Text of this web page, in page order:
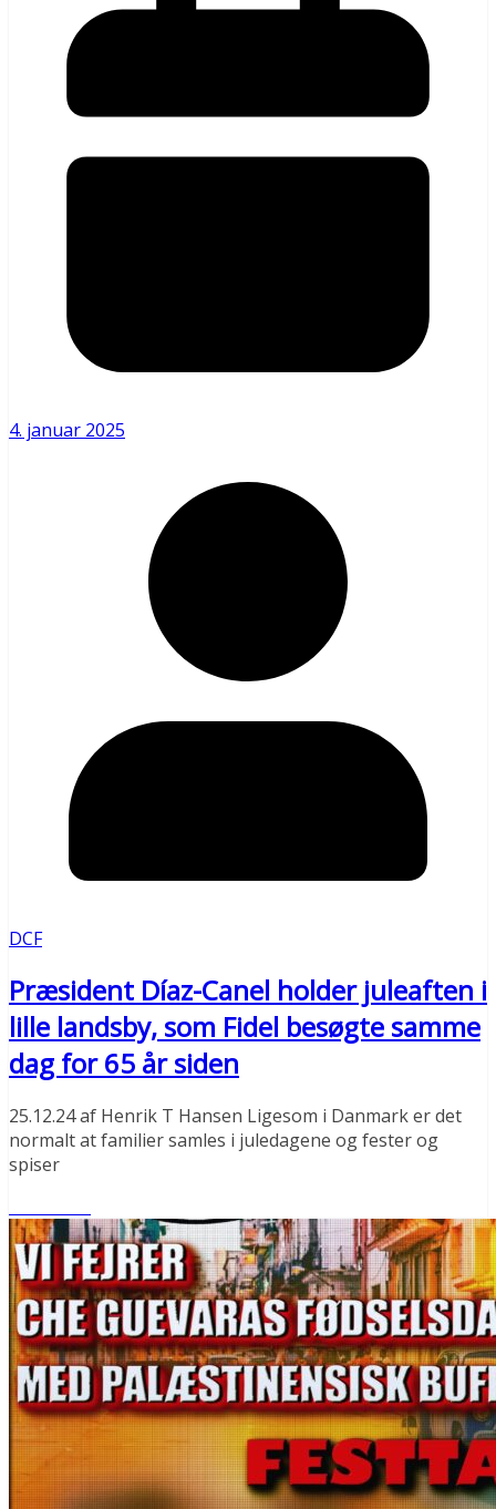
4. januar 2025
DCF
Præsident Díaz-Canel holder juleaften i
lille landsby, som Fidel besøgte samme
dag for 65 år siden
25.12.24 af Henrik T Hansen Ligesom i Danmark er det
normalt at familier samles i juledagene og fester og
spiser